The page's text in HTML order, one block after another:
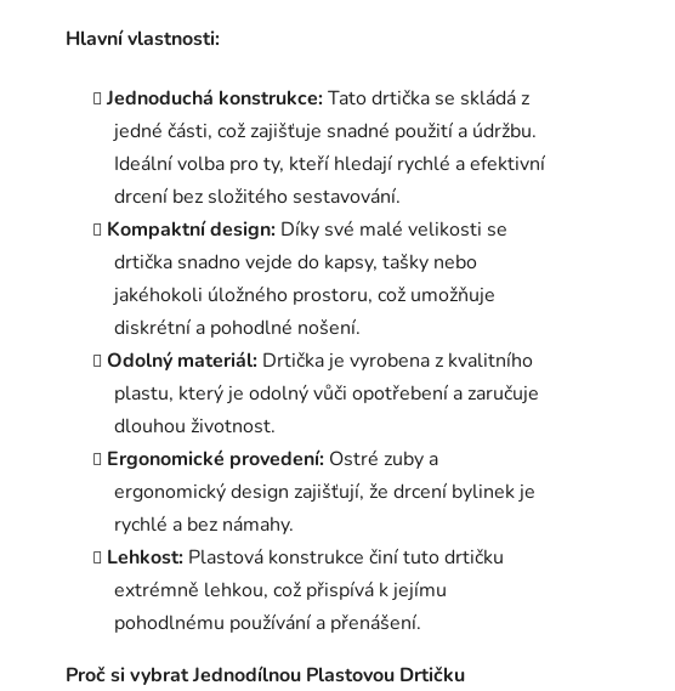
Hlavní vlastnosti:
Jednoduchá konstrukce:Tato drtička se skládá z
jedné části, což zajišťuje snadné použití a údržbu.
Ideální volba pro ty, kteří hledají rychlé a efektivní
drcení bez složitého sestavování.
Kompaktní design: Díky své malé velikosti se
drtička snadno vejde do kapsy, tašky nebo
jakéhokoli úložného prostoru, což umožňuje
diskrétní a pohodlné nošení.
Odolný materiál: Drtička je vyrobena z kvalitního
plastu, který je odolný vůči opotřebení a zaručuje
dlouhou životnost.
Ergonomické provedení: Ostré zuby a
ergonomický design zajišťují, že drcení bylinek je
rychlé a bez námahy.
Lehkost: Plastová konstrukce činí tuto drtičku
extrémně lehkou, což přispívá k jejímu
pohodlnému používání a přenášení.
Proč si vybrat Jednodílnou Plastovou Drtičku